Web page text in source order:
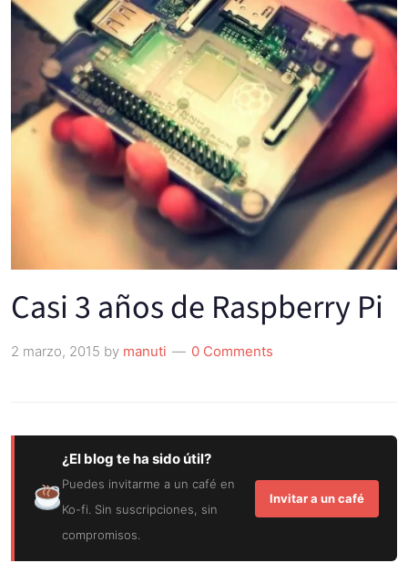
Casi 3 años de Raspberry Pi
2 marzo, 2015 by manuti 0 Comments
¿El blog te ha sido útil?
Puedes invitarme a un café en
Ko-fi. Sin suscripciones, sin
compromisos.
Invitar a un café